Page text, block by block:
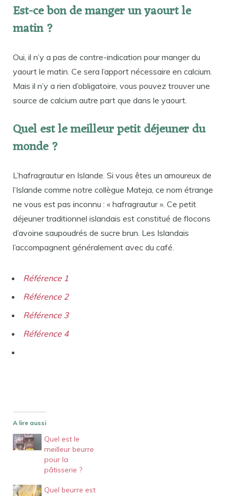
Est-ce bon de manger un yaourt le
matin ?
Oui, il n’y a pas de contre-indication pour manger du
yaourt le matin. Ce sera l’apport nécessaire en calcium.
Mais il n’y a rien d’obligatoire, vous pouvez trouver une
source de calcium autre part que dans le yaourt.
Quel est le meilleur petit déjeuner du
monde ?
L’hafragrautur en Islande. Si vous êtes un amoureux de
l’Islande comme notre collègue Mateja, ce nom étrange
ne vous est pas inconnu : « hafragrautur ». Ce petit
déjeuner traditionnel islandais est constitué de flocons
d’avoine saupoudrés de sucre brun. Les Islandais
l’accompagnent généralement avec du café.
Référence 1
Référence 2
Référence 3
Référence 4
A lire aussi
Quel est le
meilleur beurre
pour la
pâtisserie ?
Quel beurre est